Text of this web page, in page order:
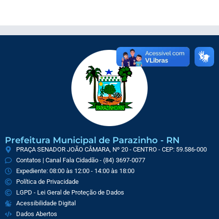
Prefeitura Municipal de Parazinho - RN
PRAÇA SENADOR JOÃO CÂMARA, Nº 20 - CENTRO - CEP: 59.586-000
Contatos | Canal Fala Cidadão - (84) 3697-0077
Expediente: 08:00 às 12:00 - 14:00 às 18:00
Política de Privacidade
LGPD - Lei Geral de Proteção de Dados
Acessibilidade Digital
Dados Abertos